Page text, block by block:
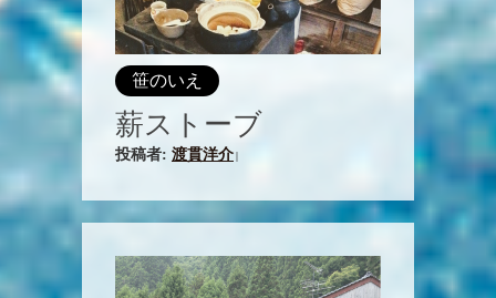
笹のいえ
薪ストーブ
投稿者: 渡貫洋介